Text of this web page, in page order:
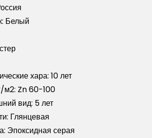
Белый
хара: 10 лет
м2: Zn 60-100
вид: 5 лет
Глянцевая
Эпоксидная серая